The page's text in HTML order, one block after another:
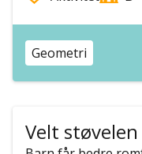
Geometri
Velt støvelen